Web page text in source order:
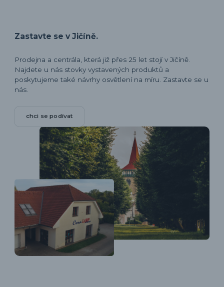
Zastavte se v Jičíně.
Prodejna a centrála, která již přes 25 let stojí v Jičíně.
Najdete u nás stovky vystavených produktů a
poskytujeme také návrhy osvětlení na míru. Zastavte se u
nás.
chci se podívat